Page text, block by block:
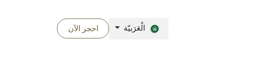
الْعَرَبيّة احجز الآن​